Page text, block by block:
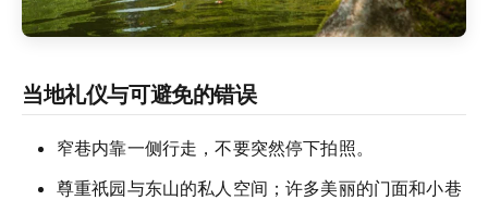
当地礼仪与可避免的错误
窄巷内靠一侧行走，不要突然停下拍照。
尊重祇园与东山的私人空间；许多美丽的门面和小巷